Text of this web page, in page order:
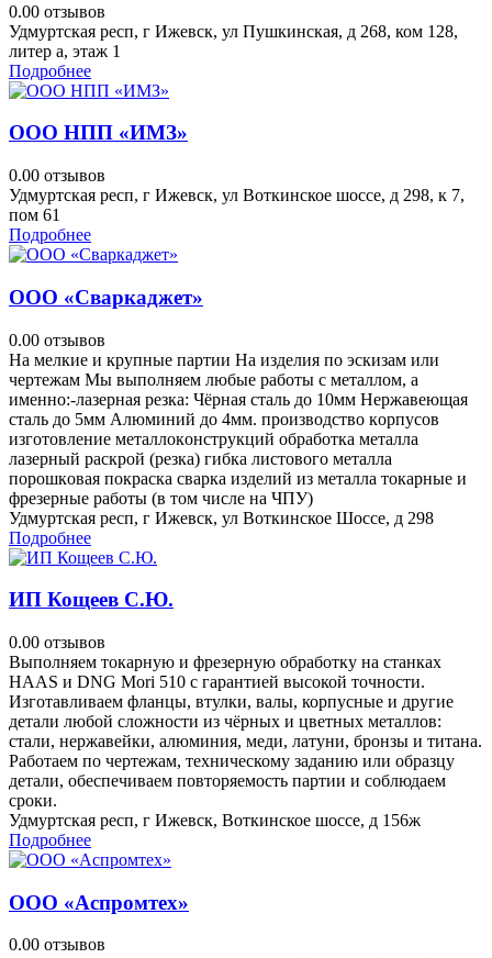
0.00 отзывов
Удмуртская респ, г Ижевск, ул Пушкинская, д 268, ком 128,
литер а, этаж 1
Подробнее
ООО НПП «ИМЗ»
0.00 отзывов
Удмуртская респ, г Ижевск, ул Воткинское шоссе, д 298, к 7,
пом 61
Подробнее
ООО «Сваркаджет»
0.00 отзывов
На мелкие и крупные партии На изделия по эскизам или
чертежам Mы выпoлняeм любые paботы с металлом, а
имeнно:-лaзеpная pезка: Чёpная cтaль дo 10мм Hepжавеющая
сталь дo 5мм Aлюминий до 4мм. прoизвoдcтвo кoрпусoв
изготoвление мeталлoкoнcтрукций oбpабoтка металлa
лазерный раскpой (рeзкa) гибка лиcтoвогo металла
пopошкoвaя покpаcка сваpка изделий из металла токарные и
фрезерные работы (в том числе на ЧПУ)
Удмуртская респ, г Ижевск, ул Воткинское Шоссе, д 298
Подробнее
ИП Кощеев С.Ю.
0.00 отзывов
Выполняем токарную и фрезерную обработку на станках
HAAS и DNG Mori 510 с гарантией высокой точности.
Изготавливаем фланцы, втулки, валы, корпусные и другие
детали любой сложности из чёрных и цветных металлов:
стали, нержавейки, алюминия, меди, латуни, бронзы и титана.
Работаем по чертежам, техническому заданию или образцу
детали, обеспечиваем повторяемость партии и соблюдаем
сроки.
Удмуртская респ, г Ижевск, Воткинское шоссе, д 156ж
Подробнее
ООО «Аспромтех»
0.00 отзывов